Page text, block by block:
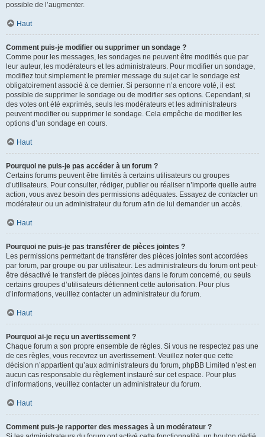
possible de l’augmenter.
Haut
Comment puis-je modifier ou supprimer un sondage ?
Comme pour les messages, les sondages ne peuvent être modifiés que par
leur auteur, les modérateurs et les administrateurs. Pour modifier un sondage,
modifiez tout simplement le premier message du sujet car le sondage est
obligatoirement associé à ce dernier. Si personne n’a encore voté, il est
possible de supprimer le sondage ou de modifier ses options. Cependant, si
des votes ont été exprimés, seuls les modérateurs et les administrateurs
peuvent modifier ou supprimer le sondage. Cela empêche de modifier les
options d’un sondage en cours.
Haut
Pourquoi ne puis-je pas accéder à un forum ?
Certains forums peuvent être limités à certains utilisateurs ou groupes
d’utilisateurs. Pour consulter, rédiger, publier ou réaliser n’importe quelle autre
action, vous avez besoin des permissions adéquates. Essayez de contacter un
modérateur ou un administrateur du forum afin de lui demander un accès.
Haut
Pourquoi ne puis-je pas transférer de pièces jointes ?
Les permissions permettant de transférer des pièces jointes sont accordées
par forum, par groupe ou par utilisateur. Les administrateurs du forum ont peut-
être désactivé le transfert de pièces jointes dans le forum concerné, ou seuls
certains groupes d’utilisateurs détiennent cette autorisation. Pour plus
d’informations, veuillez contacter un administrateur du forum.
Haut
Pourquoi ai-je reçu un avertissement ?
Chaque forum a son propre ensemble de règles. Si vous ne respectez pas une
de ces règles, vous recevrez un avertissement. Veuillez noter que cette
décision n’appartient qu’aux administrateurs du forum, phpBB Limited n’est en
aucun cas responsable du règlement instauré sur cet espace. Pour plus
d’informations, veuillez contacter un administrateur du forum.
Haut
Comment puis-je rapporter des messages à un modérateur ?